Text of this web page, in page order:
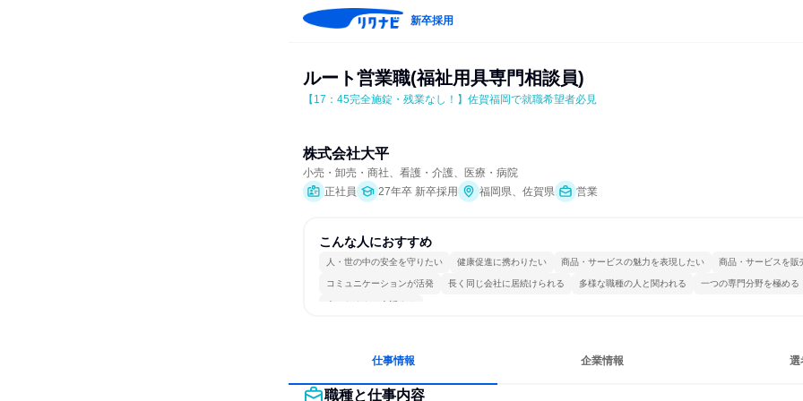
新卒採用
ルート営業職(福祉用具専門相談員)
【17：45完全施錠・残業なし！】佐賀福岡で就職希望者必見
株式会社大平
小売・卸売・商社、看護・介護、医療・病院
正社員
27年卒 新卒採用 福岡県、佐賀県 営業
こんな人におすすめ
人・世の中の安全を守りたい 健康促進に携わりたい 商品・サービスの魅力を表現したい 商品・サービスを販
コミュニケーションが活発 長く同じ会社に居続けられる 多様な職種の人と関われる 一つの専門分野を極める
人とたくさん会話する
仕事情報 企業情報 選
職種と仕事内容